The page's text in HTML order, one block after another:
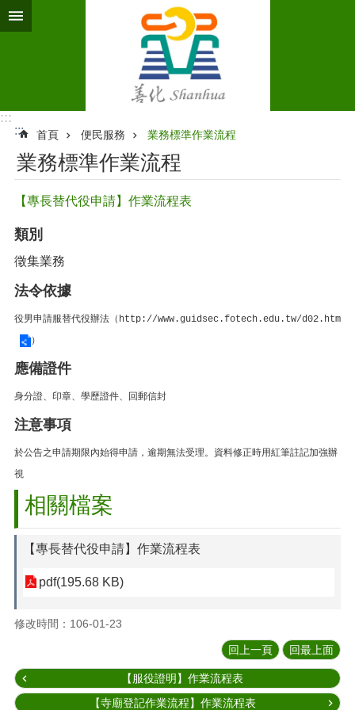
跳到主要內容區塊
:::
:::
首頁 便民服務 業務標準作業流程‭
業務標準作業流程‭
【專長替代役申請】作業流程表
類別
徵集業務
法令依據
役男申請服替代役辦法（ http://www.guidsec.fotech.edu.tw/d02.htm
）
應備證件
身分證、印章、學歷證件、回郵信封
注意事項
於公告之申請期限內始得申請，逾期無法受理。資料修正時用紅筆註記加強辦
視
相關檔案
【專長替代役申請】作業流程表
pdf(195.68 KB)
修改時間：106-01-23
回上一頁 回最上面
【服役證明】作業流程表
【寺廟登記作業流程】作業流程表